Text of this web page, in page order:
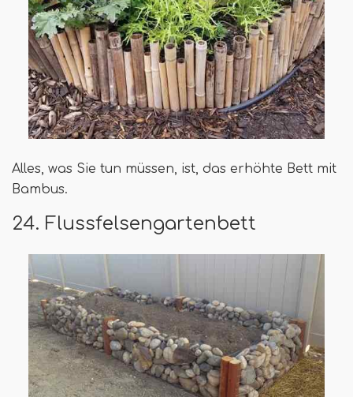
Alles, was Sie tun müssen, ist, das erhöhte Bett mit
Bambus.
24. Flussfelsengartenbett